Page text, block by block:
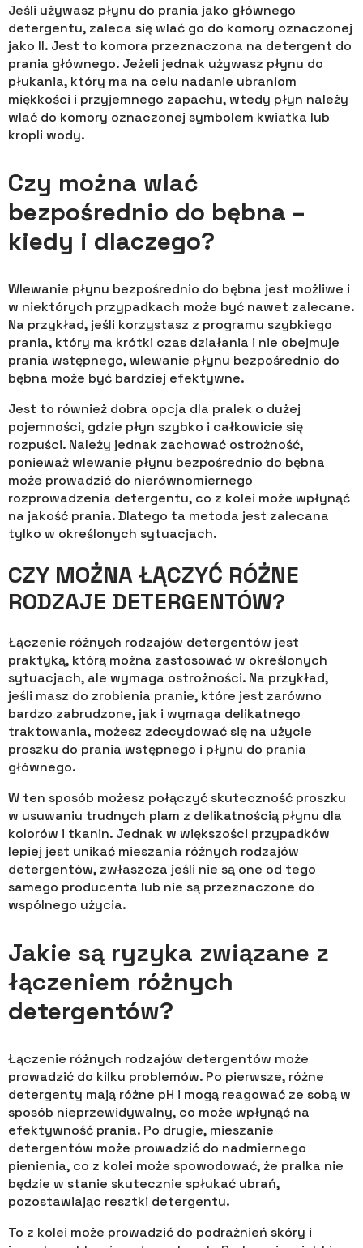
Jeśli używasz płynu do prania jako głównego
detergentu, zaleca się wlać go do komory oznaczonej
jako II. Jest to komora przeznaczona na detergent do
prania głównego. Jeżeli jednak używasz płynu do
płukania, który ma na celu nadanie ubraniom
miękkości i przyjemnego zapachu, wtedy płyn należy
wlać do komory oznaczonej symbolem kwiatka lub
kropli wody.
Czy można wlać
bezpośrednio do bębna –
kiedy i dlaczego?
Wlewanie płynu bezpośrednio do bębna jest możliwe i
w niektórych przypadkach może być nawet zalecane.
Na przykład, jeśli korzystasz z programu szybkiego
prania, który ma krótki czas działania i nie obejmuje
prania wstępnego, wlewanie płynu bezpośrednio do
bębna może być bardziej efektywne.
Jest to również dobra opcja dla pralek o dużej
pojemności, gdzie płyn szybko i całkowicie się
rozpuści. Należy jednak zachować ostrożność,
ponieważ wlewanie płynu bezpośrednio do bębna
może prowadzić do nierównomiernego
rozprowadzenia detergentu, co z kolei może wpłynąć
na jakość prania. Dlatego ta metoda jest zalecana
tylko w określonych sytuacjach.
CZY MOŻNA ŁĄCZYĆ RÓŻNE
RODZAJE DETERGENTÓW?
Łączenie różnych rodzajów detergentów jest
praktyką, którą można zastosować w określonych
sytuacjach, ale wymaga ostrożności. Na przykład,
jeśli masz do zrobienia pranie, które jest zarówno
bardzo zabrudzone, jak i wymaga delikatnego
traktowania, możesz zdecydować się na użycie
proszku do prania wstępnego i płynu do prania
głównego.
W ten sposób możesz połączyć skuteczność proszku
w usuwaniu trudnych plam z delikatnością płynu dla
kolorów i tkanin. Jednak w większości przypadków
lepiej jest unikać mieszania różnych rodzajów
detergentów, zwłaszcza jeśli nie są one od tego
samego producenta lub nie są przeznaczone do
wspólnego użycia.
Jakie są ryzyka związane z
łączeniem różnych
detergentów?
Łączenie różnych rodzajów detergentów może
prowadzić do kilku problemów. Po pierwsze, różne
detergenty mają różne pH i mogą reagować ze sobą w
sposób nieprzewidywalny, co może wpłynąć na
efektywność prania. Po drugie, mieszanie
detergentów może prowadzić do nadmiernego
pienienia, co z kolei może spowodować, że pralka nie
będzie w stanie skutecznie spłukać ubrań,
pozostawiając resztki detergentu.
To z kolei może prowadzić do podrażnień skóry i